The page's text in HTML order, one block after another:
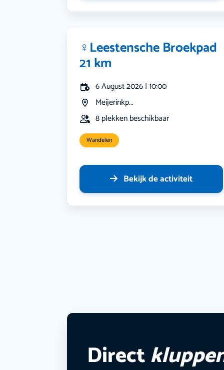
‍♀️Leestensche Broekpad
21 km
6 August 2026 | 10:00
Meijerinkp...
8 plekken beschikbaar
Wandelen
Bekijk de activiteit
Direct